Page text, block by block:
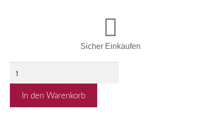
Sicher Einkaufen
In den Warenkorb